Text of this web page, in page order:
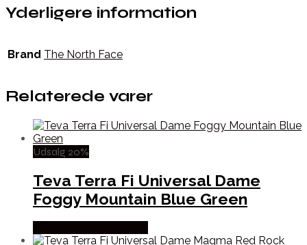
Yderligere information
Brand The North Face
Relaterede varer
Udsalg 20%
Teva Terra Fi Universal Dame
Foggy Mountain Blue Green